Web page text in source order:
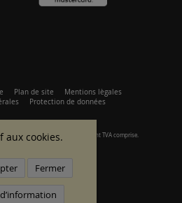
Plan de site
Mentions lègales
Protection de données
Tous les prix s'entendent TVA comprise.
aux cookies.
Fermer